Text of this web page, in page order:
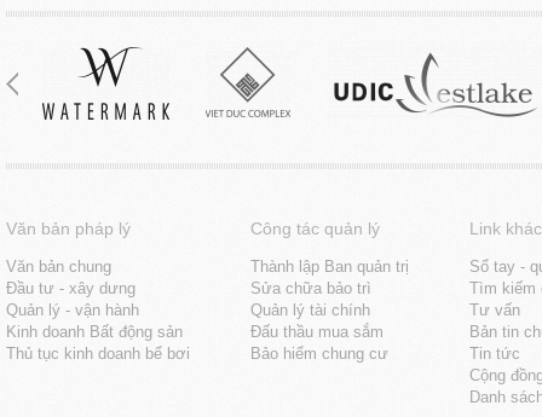
Văn bản pháp lý
Văn bản chung
Đầu tư - xây dưng
Quản lý - vận hành
Kinh doanh Bất động sản
Thủ tục kinh doanh bể bơi
Công tác quản lý
Thành lập Ban quản trị
Sửa chữa bảo trì
Quản lý tài chính
Đấu thầu mua sắm
Bảo hiểm chung cư
Link khác
Sổ tay -
Tìm kiếm
Tư vấn
Bản tin
Tin tức
Cộng
Danh